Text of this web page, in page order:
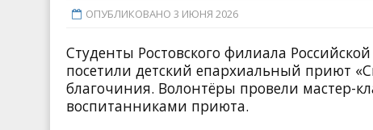
ОПУБЛИКОВАНО 3 ИЮНЯ 2026
Студенты Ростовского филиала
посетили детский епархиальный приют
благочиния. Волонтёры провели мастер-
воспитанниками приюта.